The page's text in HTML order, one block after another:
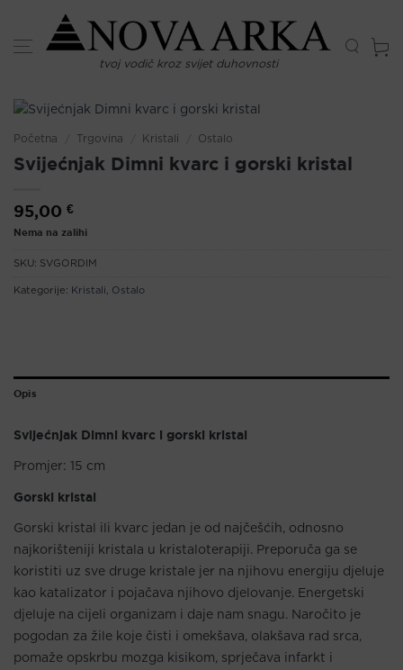
content
tvoj vodič kroz svijet duhovnosti
Početna Trgovina Kristali Ostalo
Svijećnjak Dimni kvarc i gorski kristal
95,00 €
Nema na zalihi
SKU: SVGORDIM
Kategorije: Kristali Ostalo
Opis
Svijećnjak Dimni kvarc i gorski kristal
Promjer: 15 cm
Gorski kristal
Gorski kristal ili kvarc jedan je od najčešćih, odnosno
najkorišteniji kristala u kristaloterapiji. Preporuča ga se
koristiti uz sve druge kristale jer na njihovu energiju djeluje
kao katalizator i pojačava njihovo djelovanje. Energetski
djeluje na cijeli organizam i daje nam snagu. Naročito je
pogodan za žile koje čisti i omekšava, olakšava rad srca,
pomaže opskrbu mozga kisikom, sprječava infarkt i